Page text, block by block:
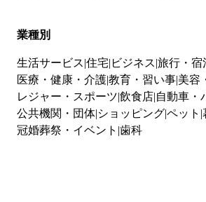
業種別
生活サービス 住宅 ビジネス 旅行・宿
医療・健康・介護教育・習い事 美容
レジャー・スポーツ 飲食店 自動車・
公共機関・団体 ショッピングペット
冠婚葬祭・イベント 歯科